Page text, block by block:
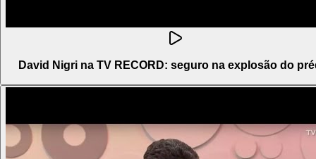
David Nigri na TV RECORD: seguro na explosão do